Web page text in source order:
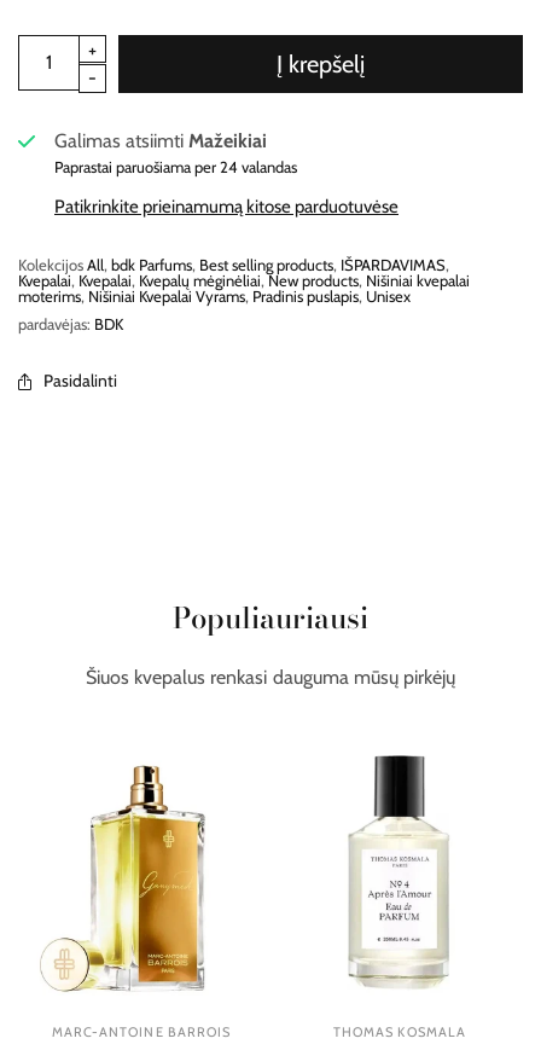
Į krepšelį
Galimas atsiimtiMažeikiai
Paprastai paruošiama per 24 valandas
Patikrinkite prieinamumą kitose parduotuvėse
KolekcijosAll, bdk Parfums, Best selling products, IŠPARDAVIMAS,
Kvepalai, Kvepalai, Kvepalų mėginėliai,New products, Nišiniai kvepalai
moterims, Nišiniai Kvepalai Vyrams, Pradinis puslapis, Unisex
pardavėjas: BDK
Pasidalinti
Populiauriausi
Šiuos kvepalus renkasi dauguma mūsų pirkėjų
MARC-ANTOINE BARROIS THOMAS KOSMALA